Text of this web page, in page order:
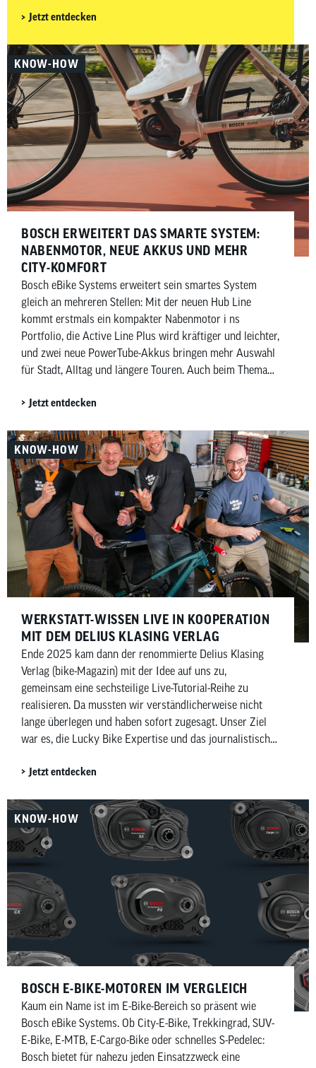
chinesischen Anbieter Avinox und Gobao haben jeweils
Bosch eBike Systems im Jahr 2027 herausfordern
wollen.
Jetzt entdecken
KNOW-HOW
BOSCH ERWEITERT DAS SMARTE SYSTEM:
NABENMOTOR, NEUE AKKUS UND MEHR
CITY-KOMFORT
Bosch eBike Systems erweitert sein smartes System
gleich an mehreren Stellen: Mit der neuen Hub Line
kommt erstmals ein kompakter Nabenmotor i ns
Portfolio, die Active Line Plus wird kräftiger und leichter,
und zwei neue PowerTube-Akkus bringen mehr Auswahl
für Stadt, Alltag und längere Touren. Auch beim Thema
Zertifikat für mehr Transparenz beim Second-Hand-E-
Jetzt entdecken
KNOW-HOW
WERKSTATT-WISSEN LIVE IN KOOPERATION
MIT DEM DELIUS KLASING VERLAG
Ende 2025 kam dann der renommierte Delius Klasing
Verlag (bike-Magazin) mit der Idee auf uns zu,
gemeinsam eine sechsteilige Live-Tutorial-Reihe zu
realisieren. Da mussten wir verständlicherweise nicht
lange überlegen und haben sofort zugesagt. Unser Ziel
war es, die Lucky Bike Expertise und das journalistische
direkt in eure Wohnzimmer und privaten Werkstätten zu
Augenhöhe.
Jetzt entdecken
KNOW-HOW
BOSCH E-BIKE-MOTOREN IM VERGLEICH
Kaum ein Name ist im E-Bike-Bereich so präsent wie
Bosch eBike Systems. Ob City-E-Bike, Trekkingrad, SUV-
E-Bike, E-MTB, E-Cargo-Bike oder schnelles S-Pedelec:
Bosch bietet für nahezu jeden Einsatzzweck eine